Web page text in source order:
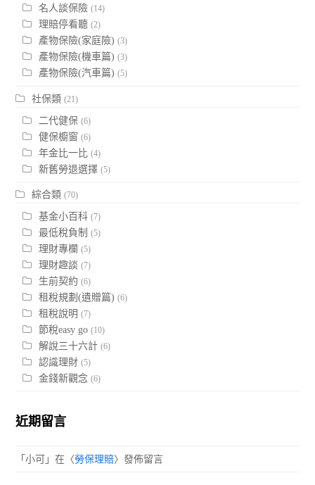
名人談保險 (14)
理賠停看聽 (2)
產物保險(家庭險) (3)
產物保險(機車篇) (3)
產物保險(汽車篇) (5)
社保類 (21)
二代健保 (6)
健保櫥窗 (6)
年金比一比 (4)
新舊勞退選擇 (5)
綜合類 (70)
基金小百科 (7)
最低稅負制 (5)
理財專欄 (5)
理財趣談 (7)
生前契約 (6)
租稅規劃(遺贈篇) (6)
租稅說明 (7)
節稅easy go (10)
解說三十六計 (6)
認識理財 (5)
金錢新觀念 (6)
近期留言
「小可 」在〈勞保理賠〉發佈留言